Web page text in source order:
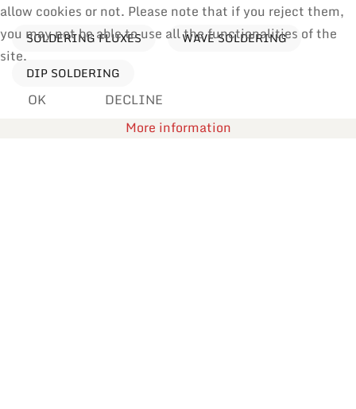
SOLDERING FLUXES
WAVE SOLDERING
DIP SOLDERING
allow cookies or not. Please note that if you reject them,
you may not be able to use all the functionalities of the
site.
OK
DECLINE
More information